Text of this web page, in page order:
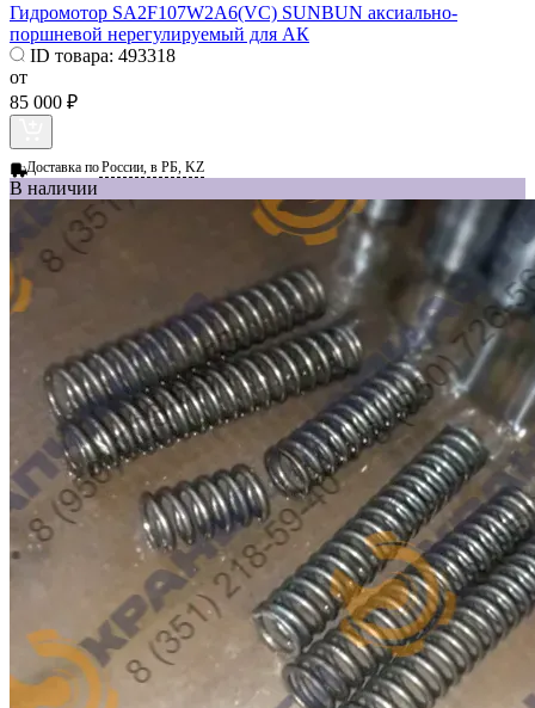
Гидромотор SA2F107W2A6(VC) SUNBUN аксиально-
поршневой нерегулируемый для АК
ID товара: 493318
от
85 000 ₽
Доставка поРоссии, в РБ, KZ
В наличии